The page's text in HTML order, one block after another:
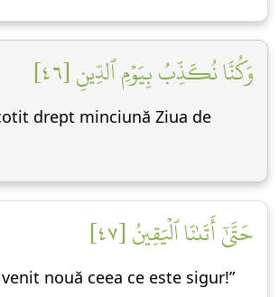
وَكُنَّا نُكَذِّبُ بِيَوۡمِ ٱلدِّينِ [٤٦]
drept minciună Ziua de
حَتَّىٰٓ أَتَىٰنَا ٱلۡيَقِينُ [٤٧]
nouă ceea ce este sigur!”